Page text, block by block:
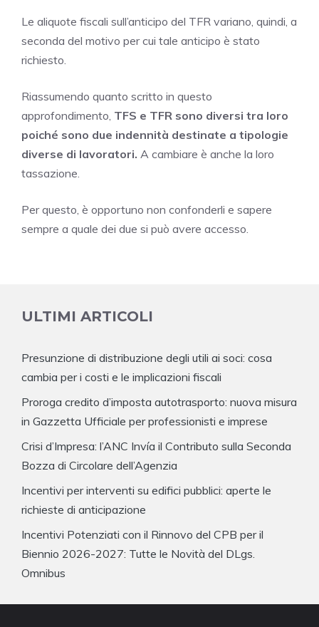
Le aliquote fiscali sull’anticipo del TFR variano, quindi, a
seconda del motivo per cui tale anticipo è stato
richiesto.
Riassumendo quanto scritto in questo
approfondimento, TFS e TFR sono diversi tra loro
poiché sono due indennità destinate a tipologie
diverse di lavoratori. A cambiare è anche la loro
tassazione.
Per questo, è opportuno non confonderli e sapere
sempre a quale dei due si può avere accesso.
ULTIMI ARTICOLI
Presunzione di distribuzione degli utili ai soci: cosa
cambia per i costi e le implicazioni fiscali
Proroga credito d’imposta autotrasporto: nuova misura
in Gazzetta Ufficiale per professionisti e imprese
Crisi d’Impresa: l’ANC Invía il Contributo sulla Seconda
Bozza di Circolare dell’Agenzia
Incentivi per interventi su edifici pubblici: aperte le
richieste di anticipazione
Incentivi Potenziati con il Rinnovo del CPB per il
Biennio 2026-2027: Tutte le Novità del DLgs.
Omnibus